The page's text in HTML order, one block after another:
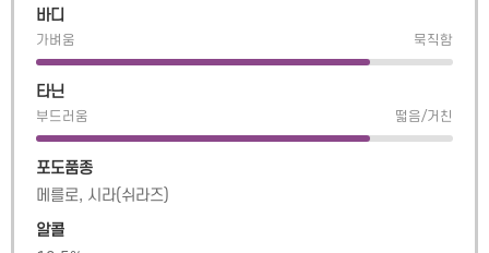
바디
가벼움 묵직함
타닌
부드러움 떫음/거친
포도품종
메를로, 시라(쉬라즈)
알콜